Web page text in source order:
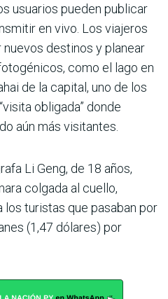
usuarios pueden publicar
en vivo. Los viajeros
destinos y planear
como el lago en
de la capital, uno de los
obligada” donde
aún más visitantes.
Li Geng, de 18 años,
colgada al cuello,
turistas que pasaban por
(1,47 dólares) por